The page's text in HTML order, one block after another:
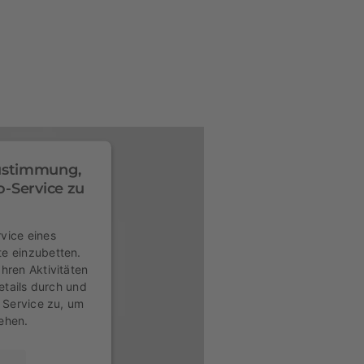
Service zu
eines
einzubetten.
Aktivitäten
durch und
zu, um